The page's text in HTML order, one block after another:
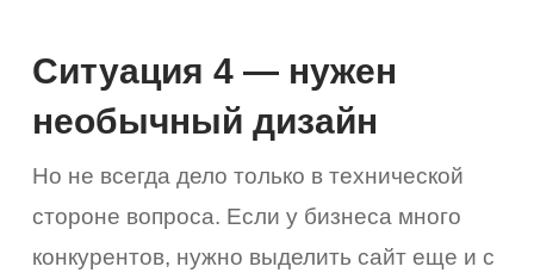
Ситуация 4 — нужен
необычный дизайн
Но не всегда дело только в технической
стороне вопроса. Если у бизнеса много
конкурентов, нужно выделить сайт еще и с